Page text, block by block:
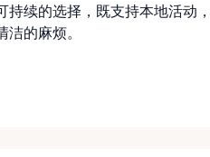
持续的选择，既支持本地活动
的麻烦。